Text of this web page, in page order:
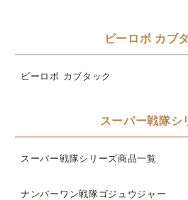
ビーロボ カブ
ビーロボ カブタック
スーパー戦隊シ
スーパー戦隊シリーズ商品一覧
ナンバーワン戦隊ゴジュウジャー